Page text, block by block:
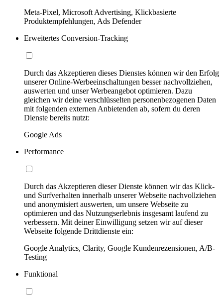
Meta-Pixel, Microsoft Advertising, Klickbasierte
Produktempfehlungen, Ads Defender
Erweitertes Conversion-Tracking
Durch das Akzeptieren dieses Dienstes können wir den Erfolg
unserer Online-Werbeeinschaltungen besser nachvollziehen,
auswerten und unser Werbeangebot optimieren. Dazu
gleichen wir deine verschlüsselten personenbezogenen Daten
mit folgenden externen Anbietenden ab, sofern du deren
Dienste bereits nutzt:
Google Ads
Performance
Durch das Akzeptieren dieser Dienste können wir das Klick-
und Surfverhalten innerhalb unserer Webseite nachvollziehen
und anonymisiert auswerten, um unsere Webseite zu
optimieren und das Nutzungserlebnis insgesamt laufend zu
verbessern. Mit deiner Einwilligung setzen wir auf dieser
Webseite folgende Drittdienste ein:
Google Analytics, Clarity, Google Kundenrezensionen, A/B-
Testing
Funktional